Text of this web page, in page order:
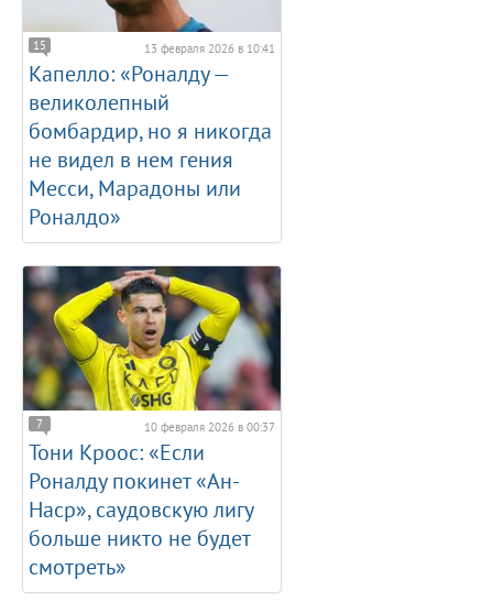
15 13 февраля 2026 в 10:41
Капелло: «Роналду —
великолепный
бомбардир, но я никогда
не видел в нем гения
Месси, Марадоны или
Роналдо»
7 10 февраля 2026 в 00:37
Тони Кроос: «Если
Роналду покинет «Ан-
Наср», саудовскую лигу
больше никто не будет
смотреть»